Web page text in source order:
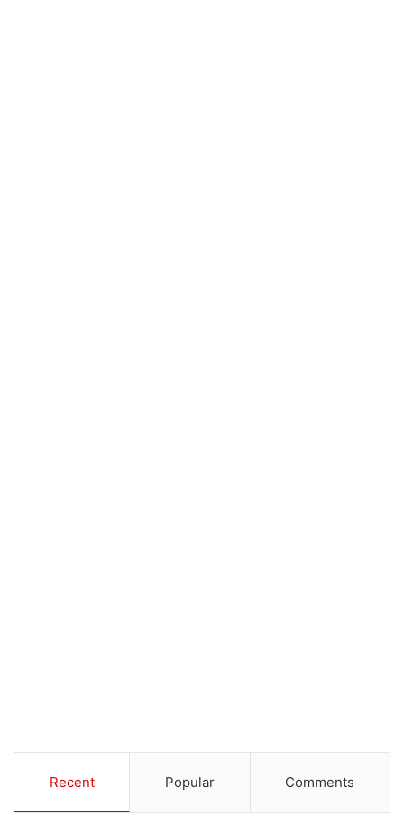
Recent Popular Comments